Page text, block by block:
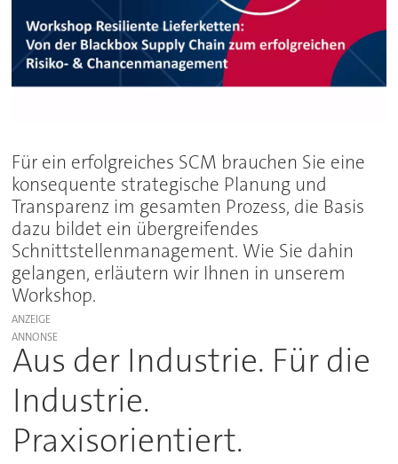
Für ein erfolgreiches SCM brauchen Sie eine
konsequente strategische Planung und
Transparenz im gesamten Prozess, die Basis
dazu bildet ein übergreifendes
Schnittstellenmanagement. Wie Sie dahin
gelangen, erläutern wir Ihnen in unserem
Workshop.
ANZEIGE
Aus der Industrie. Für die
Industrie.
Praxisorientiert.